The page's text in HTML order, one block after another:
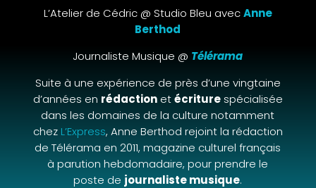
L’Atelier de Cédric @ Studio Bleu avecAnne
Berthod
Journaliste Musique @ Télérama
Suite à une expérience de près d’une vingtaine
d’années en rédactionetécriturespécialisée
dans les domaines de la culture notamment
chez L’Express, Anne Berthod rejoint la rédaction
de Télérama en 2011, magazine culturel français
à parution hebdomadaire, pour prendre le
poste de journaliste musique.